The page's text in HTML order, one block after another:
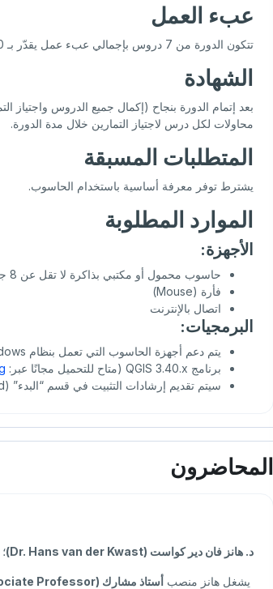
عبء العمل
تتكون الدورة من 7 دروس بإجمالي عبء عمل يقدّر بـ 40 ساعة.
الشهادة
محاولات لكل درس لاجتياز التمارين خلال مدة الدورة.
المتطلبات المسبقة
يشترط توفر معرفة أساسية باستخدام الحاسوب.
الموارد المطلوبة
الأجهزة:
حاسوب محمول أو مكتبي بذاكرة لا تقل عن 8 جيجابايت (ويُفضل 16 جيجابايت)
فأرة (Mouse)
اتصال بالإنترنت
البرمجيات:
يتم دعم أجهزة الحاسوب التي تعمل بنظام Microsoft Windows فقط
برنامج QGIS 3.40.x (متاح للتحميل مجانًا عبر:
سيتم تقديم إرشادات التثبيت في قسم “البدء” (Getting Started)
المحاضرون
د. هانز فان دير كواست (Dr. Hans van der Kwast) ؛
يشغل هانز منصب أستاذ مشارك (Associate Professor)